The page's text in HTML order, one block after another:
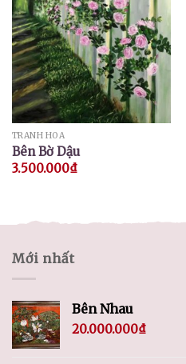
TRANH HOA
Bên Bờ Dậu
3.500.000₫
Mới nhất
Bên Nhau
20.000.000₫